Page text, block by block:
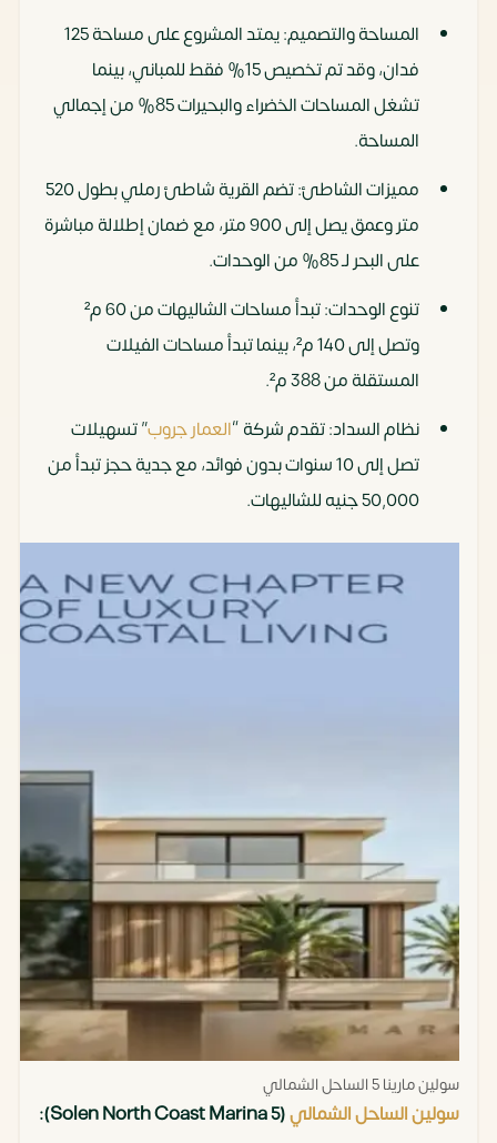
مول C9
Centrada
Developments
تجاري /
إداري /
طبي
تبدأ من
27 م²
هيلتون
سيفيل
MA Group
وحدات
تبدأ من
المساحة والتصميم: يمتد المشروع على مساحة 125
فدان، وقد تم تخصيص 15% فقط للمباني، بينما
تشغل المساحات الخضراء والبحيرات 85% من إجمالي
المساحة.
مميزات الشاطئ: تضم القرية شاطئ رملي بطول 520
متر وعمق يصل إلى 900 متر، مع ضمان إطلالة مباشرة
على البحر لـ 85% من الوحدات.
تنوع الوحدات: تبدأ مساحات الشاليهات من 60 م²
وتصل إلى 140 م²، بينما تبدأ مساحات الفيلات
المستقلة من 388 م².
نظام السداد: تقدم شركة “العمار جروب” تسهيلات
تصل إلى 10 سنوات بدون فوائد، مع جدية حجز تبدأ من
50,000 جنيه للشاليهات.
سولين مارينا 5 الساحل الشمالي
سولين الساحل الشمالي(Solen North Coast Marina 5):